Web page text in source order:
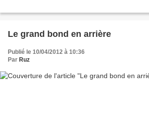
Le grand bond en arrière
Publié le 10/04/2012 à 10:36
Par Ruz